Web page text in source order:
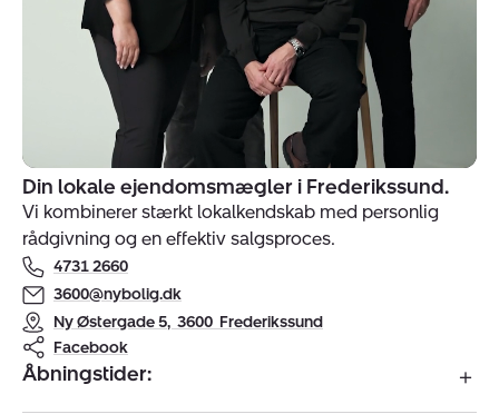
Indehavere
af
ejendomsmægler
Nybolig
Frederikssund
Din lokale ejendomsmægler i Frederikssund.
Vi kombinerer stærkt lokalkendskab med personlig
rådgivning og en effektiv salgsproces.
4731 2660
3600@nybolig.dk
Ny Østergade 5, 3600 Frederikssund
Facebook
Åbningstider: